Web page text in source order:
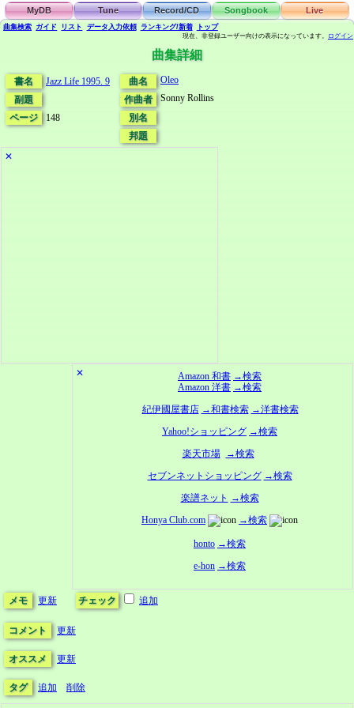
MyDB Tune Record/CD Songbook Live
曲集検索 ガイド リスト データ 入力依頼 ランキング/新着 トップ
現在、非登録ユーザー向けの表示になっています。 ログイン
曲集詳細
書名
Jazz Life 1995. 9
副題
ページ
148
曲名
Oleo
作曲者
Sonny Rollins
別名
邦題
✕
✕ Amazon 和書 →検索
Amazon 洋書 →検索
紀伊國屋書店 →和書検索 →洋書検索
Yahoo!ショッピング →検索
楽天市場
→検索
セブンネットショッピング →検索
楽譜ネット →検索
Honya Club.com
→検索
honto →検索
e-hon →検索
メモ 更新 チェック 追加
コメント 更新
オススメ 更新
タグ 追加 削除